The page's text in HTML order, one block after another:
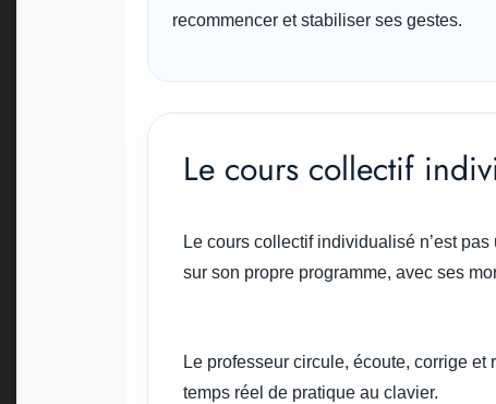
recommencer et stabiliser ses gestes.
Le cours collectif
Le cours collectif individualisé n’est
sur son propre programme, avec ses
Le professeur circule, écoute, corrige
temps réel de pratique au clavier.